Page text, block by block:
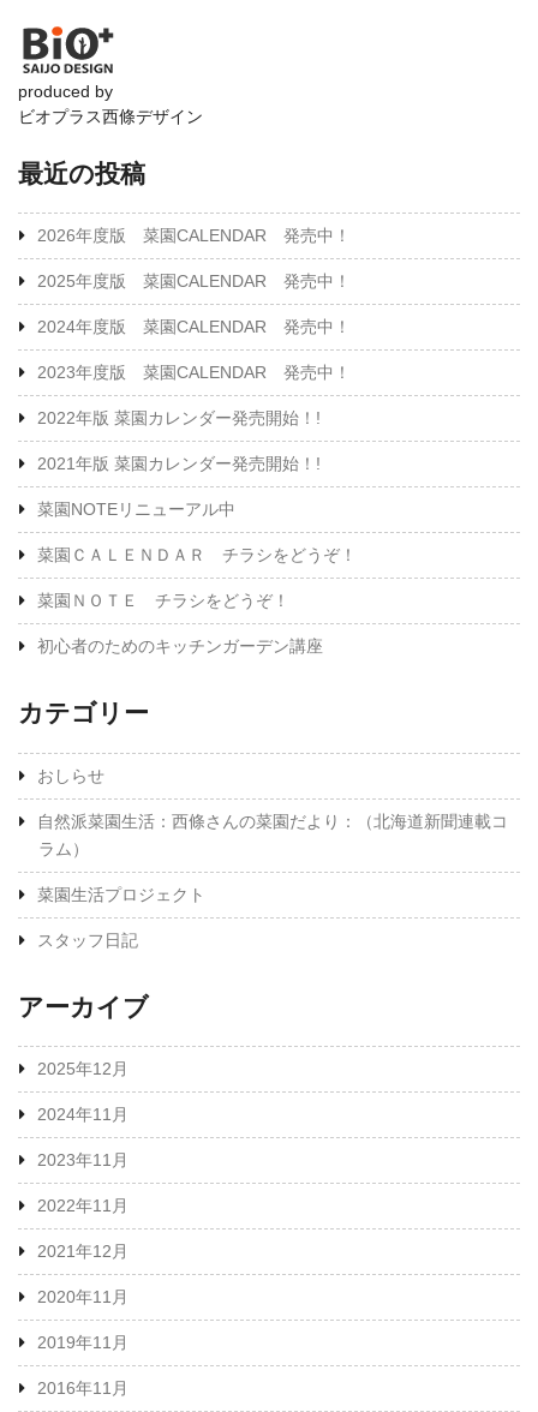
produced by
ビオプラス西條デザイン
最近の投稿
2026年度版 菜園CALENDAR 発売中！
2025年度版 菜園CALENDAR 発売中！
2024年度版 菜園CALENDAR 発売中！
2023年度版 菜園CALENDAR 発売中！
2022年版 菜園カレンダー発売開始！!
2021年版 菜園カレンダー発売開始！!
菜園NOTEリニューアル中
菜園ＣＡＬＥＮＤＡＲ チラシをどうぞ！
菜園ＮＯＴＥ チラシをどうぞ！
初心者のためのキッチンガーデン講座
カテゴリー
おしらせ
自然派菜園生活：西條さんの菜園だより：（北海道新聞連載コ
ラム）
菜園生活プロジェクト
スタッフ日記
アーカイブ
2025年12月
2024年11月
2023年11月
2022年11月
2021年12月
2020年11月
2019年11月
2016年11月